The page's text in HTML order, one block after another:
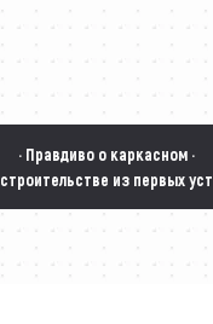
· Правдиво о каркасном ·
строительстве из первых уст